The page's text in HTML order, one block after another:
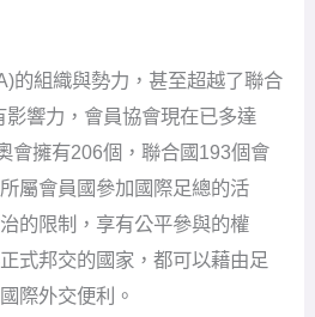
的組織與勢力，甚至超越了聯合
影響力，會員協會現在已多達
會擁有206個，聯合國193個會
屬會員國參加國際足總的活
的限制，享有公平參與的權
式邦交的國家，都可以藉由足
際外交便利。